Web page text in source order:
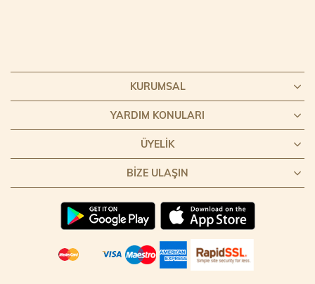
KURUMSAL
YARDIM KONULARI
ÜYELIK
BIZE ULAŞIN